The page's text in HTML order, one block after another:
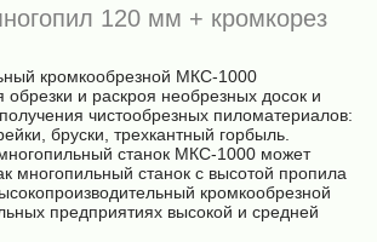
120 мм + кромкорез
кромкообрезной МКС-1000
обрезки и раскроя необрезных досок и
чистообрезных пиломатериалов:
бруски, трехкантный горбыль.
станок МКС-1000 может
многопильный станок с высотой пропила
кромкообрезной
предприятиях высокой и средней